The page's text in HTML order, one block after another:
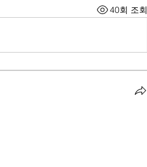
40회 조회